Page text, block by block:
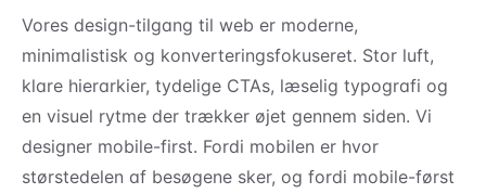
Vores design-tilgang til web er moderne,
minimalistisk og konverteringsfokuseret. Stor luft,
klare hierarkier, tydelige CTAs, læselig typografi og
en visuel rytme der trækker øjet gennem siden. Vi
designer mobile-first. Fordi mobilen er hvor
størstedelen af besøgene sker, og fordi mobile-først